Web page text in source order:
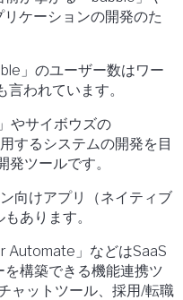
ケーションの開発のた
」のユーザー数はワー
われています。
やサイボウズの
するシステムの開発を目
ツールです。
向けアプリ（ネイティブ
あります。
Automate」などはSaaS
構築できる機能連携ツ
ャットツール、採用/転職